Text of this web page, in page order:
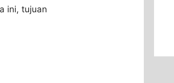
ini, tujuan